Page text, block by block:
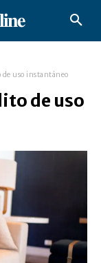
de uso instantáneo
de uso